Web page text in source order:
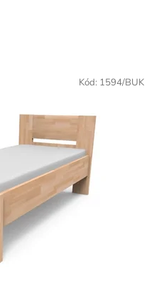
Kód: 1594/BUK